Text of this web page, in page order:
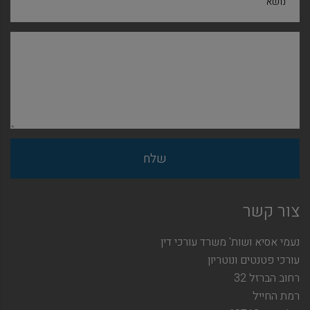
צור קשר
נעמי אסיא ושות' משרד עורכי דין
עורכי פטנטים ונוטריון
רחוב הברזל 32
רמת החייל